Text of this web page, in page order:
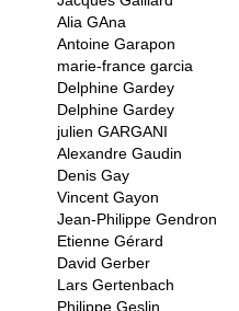
Alia GAna
Antoine Garapon
marie-france garcia
Delphine Gardey
Delphine Gardey
julien GARGANI
Alexandre Gaudin
Denis Gay
Vincent Gayon
Jean-Philippe Gendron
Etienne Gérard
David Gerber
Lars Gertenbach
Philippe Geslin